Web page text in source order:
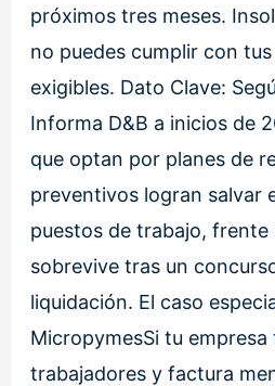
próximos tres meses.
no puedes cumplir con
exigibles. Dato Clave:
Informa D&B a inicios de
que optan por planes de
preventivos logran salvar
puestos de trabajo, frente
sobrevive tras un
liquidación. El caso
MicropymesSi tu empresa
trabajadores y factura